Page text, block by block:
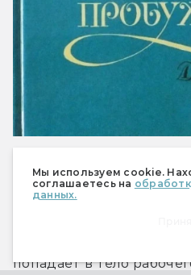
Мы используем cookie.
соглашаетесь на
данных.
Типичный пример —
«Голубой человек»
попадает в тело